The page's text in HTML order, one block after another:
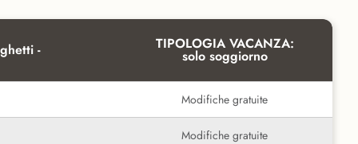
- TIPOLOGIA VACANZA:
solo soggiorno
Modifiche gratuite
Modifiche gratuite